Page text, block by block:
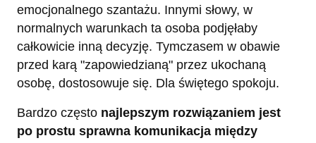
emocjonalnego szantażu. Innymi słowy, w
normalnych warunkach ta osoba podjęłaby
całkowicie inną decyzję. Tymczasem w obawie
przed karą "zapowiedzianą" przez ukochaną
osobę, dostosowuje się. Dla świętego spokoju.
Bardzo często najlepszym rozwiązaniem jest
po prostu sprawna komunikacja między